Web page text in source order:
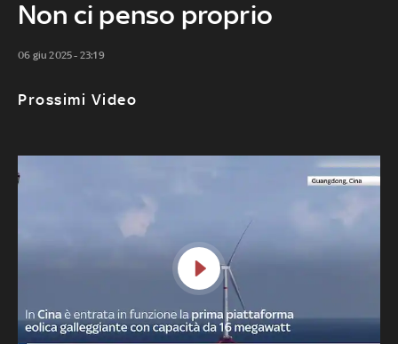
Non ci penso proprio
06 giu 2025 - 23:19
Prossimi Video